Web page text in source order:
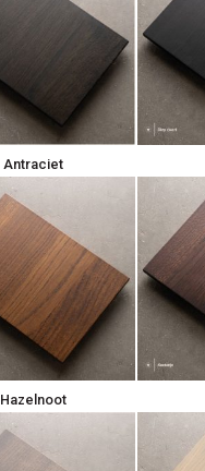
Antraciet
Hazelnoot